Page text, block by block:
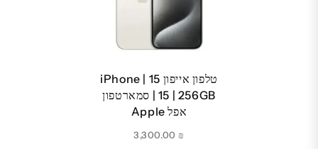
טלפון אייפון 15 | iPhone
15 | 256GB | סמארטפון
אפל Apple
₪